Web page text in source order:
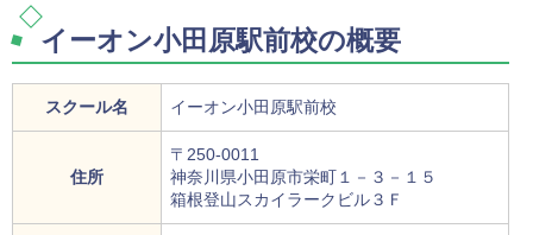
イーオン小田原駅前校の概要
スクール名 イーオン小田原駅前校
住所
〒250-0011
神奈川県小田原市栄町１－３－１５
箱根登山スカイラークビル３Ｆ